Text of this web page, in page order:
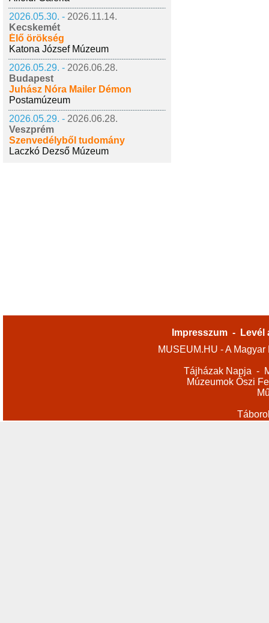
2026.05.30. - 2026.11.14.
Kecskemét
Élő örökség
Katona József Múzeum
2026.05.29. - 2026.06.28.
Budapest
Juhász Nóra Mailer Démon
Postamúzeum
2026.05.29. - 2026.06.28.
Veszprém
Szenvedélyből tudomány
Laczkó Dezső Múzeum
Impresszum -
Levél
MUSEUM.HU - A
Tájházak Napja -
Múzeumok Őszi